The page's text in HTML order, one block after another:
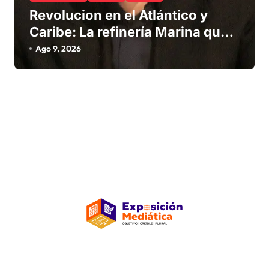
Revolucion en el Atlántico y
Caribe: La refinería Marina que
promete salvar nuestras playas
Ago 9, 2026